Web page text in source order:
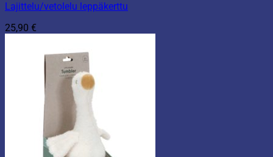
Lajittelu/vetolelu leppäkerttu
25,90 €